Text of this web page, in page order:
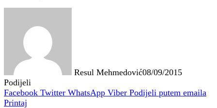
Resul Mehmedović08/09/2015
Podijeli
Facebook Twitter WhatsApp Viber Podijeli putem emaila
Printaj